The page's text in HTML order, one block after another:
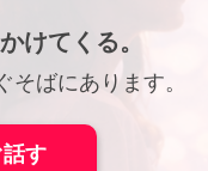
けてくる。
ばにあります。
す